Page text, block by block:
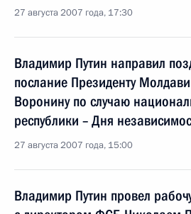
27 августа 2007 года, 17:30
Владимир Путин направил
послание Президенту
Воронину по случаю
республики – Дня
27 августа 2007 года, 15:00
Владимир Путин провел